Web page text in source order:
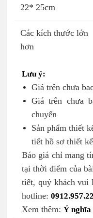
22* 25cm
Các kích thước lớn
hơn
Lưu ý:
Giá trên chưa
Giá trên chưa
chuyển
Sản phẩm thiết
tiết hồ sơ thiết kế
Báo giá chỉ mang
tại thời điểm của
tiết, quý khách vui
hotline:
Xem thêm: Ý nghĩa